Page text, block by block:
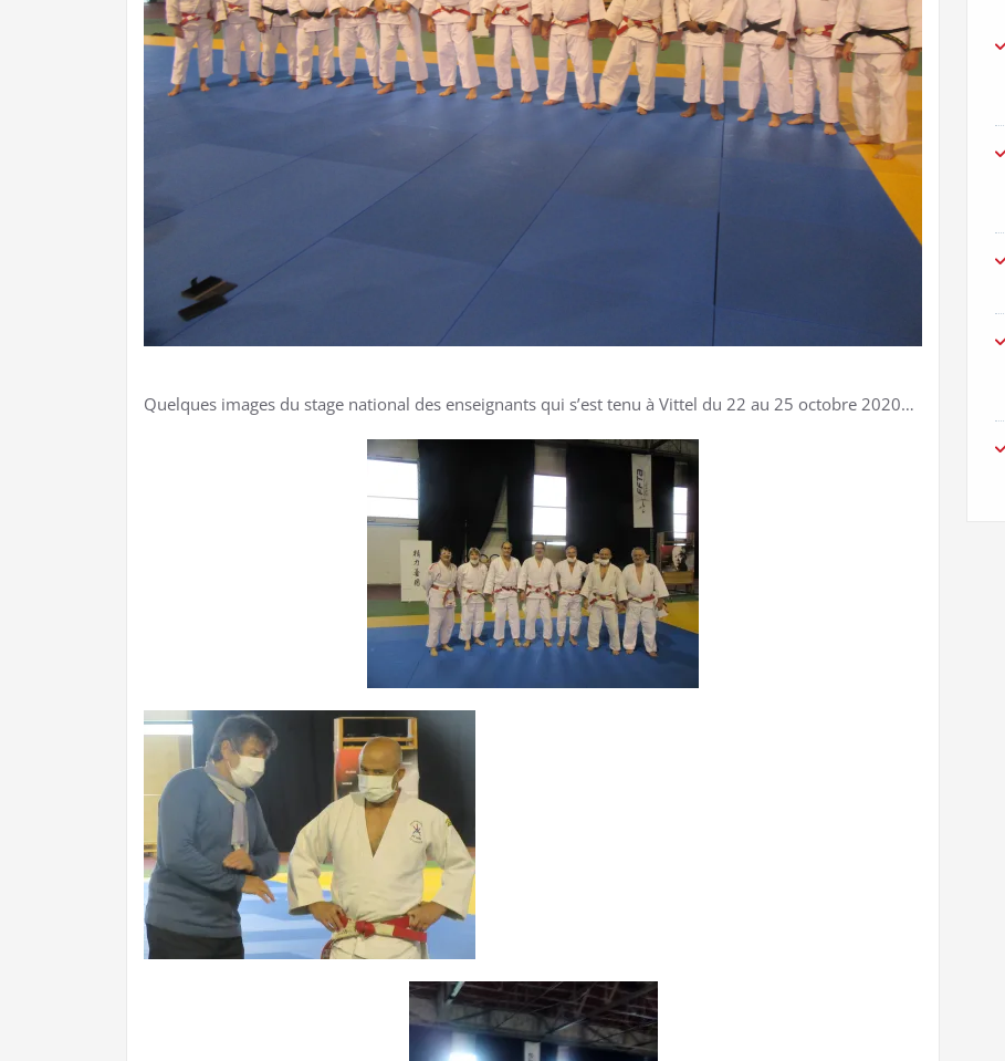
Quelques images du stage national des enseignants qui s’est tenu à Vittel du 22 au 25 octobre 2020…